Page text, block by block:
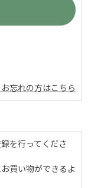
忘れの方はこちら
を行ってくださ
買い物ができるよ